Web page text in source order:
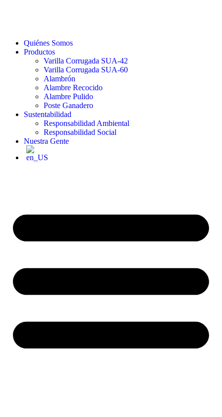
Quiénes Somos
Productos
Varilla Corrugada SUA-42
Varilla Corrugada SUA-60
Alambrón
Alambre Recocido
Alambre Pulido
Poste Ganadero
Sustentabilidad
Responsabilidad Ambiental
Responsabilidad Social
Nuestra Gente